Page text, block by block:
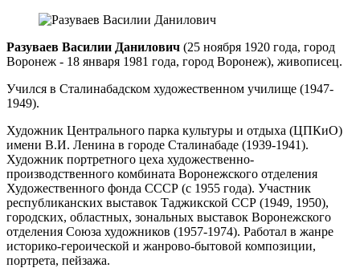
Разуваев Василии Данилович (25 ноября 1920 года, город
Воронеж - 18 января 1981 года, город Воронеж), живописец.
Учился в Сталинабадском художественном училище (1947-
1949).
Художник Центрального парка культуры и отдыха (ЦПКиО)
имени В.И. Ленина в городе Сталинабаде (1939-1941).
Художник портретного цеха художественно-
производственного комбината Воронежского отделения
Художественного фонда СССР (с 1955 года). Участник
республиканских выставок Таджикской ССР (1949, 1950),
городских, областных, зональных выставок Воронежского
отделения Союза художников (1957-1974). Работал в жанре
историко-героической и жанрово-бытовой композиции,
портрета, пейзажа.